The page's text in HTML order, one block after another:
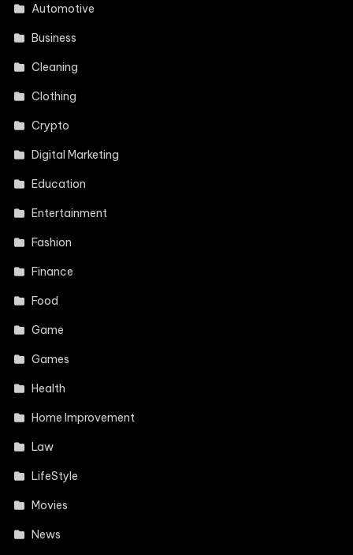
Automotive
Business
Cleaning
Clothing
Crypto
Digital Marketing
Education
Entertainment
Fashion
Finance
Food
Game
Games
Health
Home Improvement
Law
LifeStyle
Movies
News